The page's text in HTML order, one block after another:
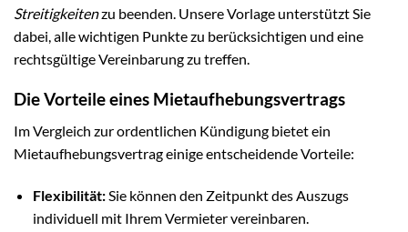
Streitigkeitenzu beenden. Unsere Vorlage unterstützt Sie
dabei, alle wichtigen Punkte zu berücksichtigen und eine
rechtsgültige Vereinbarung zu treffen.
Die Vorteile eines Mietaufhebungsvertrags
Im Vergleich zur ordentlichen Kündigung bietet ein
Mietaufhebungsvertrag einige entscheidende Vorteile:
Flexibilität:Sie können den Zeitpunkt des Auszugs
individuell mit Ihrem Vermieter vereinbaren.